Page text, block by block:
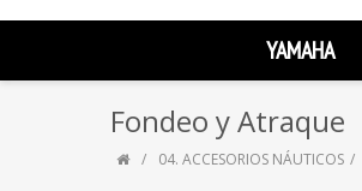
YAMAHA
Fondeo y Atraque
04. ACCESORIOS NÁUTICOS